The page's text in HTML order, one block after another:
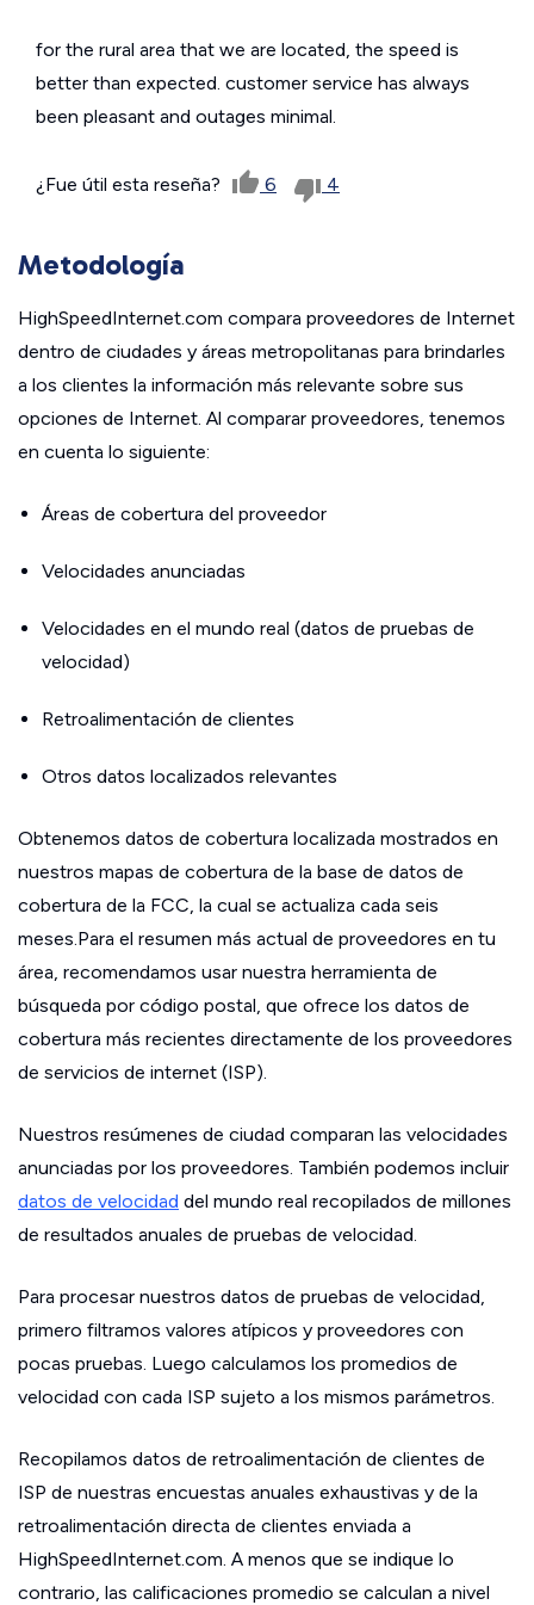
for the rural area that we are located, the speed is
better than expected. customer service has always
been pleasant and outages minimal.
¿Fue útil esta reseña? 6 4
Metodología
HighSpeedInternet.com compara proveedores de Internet
dentro de ciudades y áreas metropolitanas para brindarles
a los clientes la información más relevante sobre sus
opciones de Internet. Al comparar proveedores, tenemos
en cuenta lo siguiente:
Áreas de cobertura del proveedor
Velocidades anunciadas
Velocidades en el mundo real (datos de pruebas de
velocidad)
Retroalimentación de clientes
Otros datos localizados relevantes
Obtenemos datos de cobertura localizada mostrados en
nuestros mapas de cobertura de la base de datos de
cobertura de la FCC, la cual se actualiza cada seis
meses.Para el resumen más actual de proveedores en tu
área, recomendamos usar nuestra herramienta de
búsqueda por código postal, que ofrece los datos de
cobertura más recientes directamente de los proveedores
de servicios de internet (ISP).
Nuestros resúmenes de ciudad comparan las velocidades
anunciadas por los proveedores. También podemos incluir
datos de velocidad del mundo real recopilados de millones
de resultados anuales de pruebas de velocidad.
Para procesar nuestros datos de pruebas de velocidad,
primero filtramos valores atípicos y proveedores con
pocas pruebas. Luego calculamos los promedios de
velocidad con cada ISP sujeto a los mismos parámetros.
Recopilamos datos de retroalimentación de clientes de
ISP de nuestras encuestas anuales exhaustivas y de la
retroalimentación directa de clientes enviada a
HighSpeedInternet.com. A menos que se indique lo
contrario, las calificaciones promedio se calculan a nivel